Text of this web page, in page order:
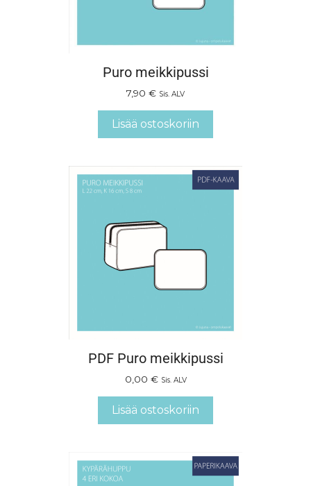
Puro meikkipussi
7,90 € Sis. ALV
Lisää ostoskoriin
PDF Puro meikkipussi
0,00 € Sis. ALV
Lisää ostoskoriin